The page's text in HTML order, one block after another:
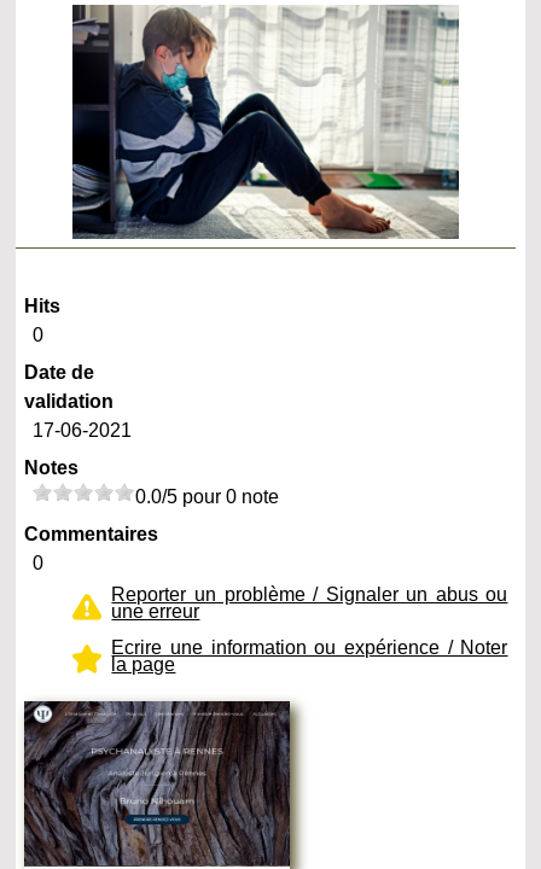
Hits
0
Date de
validation
17-06-2021
Notes
0.0/5 pour 0 note
Commentaires
0
Reporter un problème / Signaler un abus ou
une erreur
Ecrire une information ou expérience / Noter
la page